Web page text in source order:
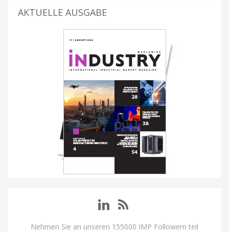
AKTUELLE AUSGABE
Nehmen Sie an unseren 155000 IMP Followern teil